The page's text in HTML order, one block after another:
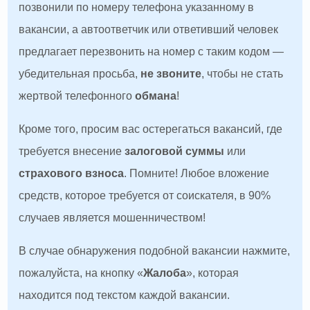
позвонили по номеру телефона указанному в
вакансии, а автоответчик или ответивший человек
предлагает перезвонить на номер с таким кодом —
убедительная просьба, не звоните, чтобы не стать
жертвой телефонногообмана!
Кроме того, просим вас остерегаться вакансий, где
требуется внесениезалоговой суммы или
страхового взноса. Помните! Любое вложение
средств, которое требуется от соискателя, в 90%
случаев является мошенничеством!
В случае обнаружения подобной вакансии нажмите,
пожалуйста, на кнопку «Жалоба», которая
находится под текстом каждой вакансии.